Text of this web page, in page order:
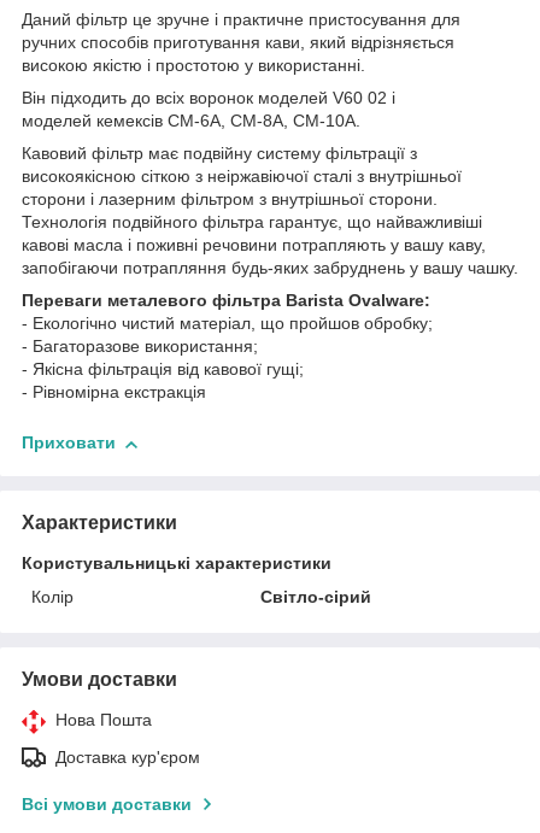
Даний фільтр це зручне і практичне пристосування для
ручних способів приготування кави, який відрізняється
високою якістю і простотою у використанні.
Він підходить до всіх воронок моделей V60 02 і
моделей кемексів CM-6A, CM-8A, CM-10A.
Кавовий фільтр має подвійну систему фільтрації з
високоякісною сіткою з неіржавіючої сталі з внутрішньої
сторони і лазерним фільтром з внутрішньої сторони.
Технологія подвійного фільтра гарантує, що найважливіші
кавові масла і поживні речовини потрапляють у вашу каву,
запобігаючи потрапляння будь-яких забруднень у вашу чашку.
Переваги металевого фільтра Barista Ovalware:
- Екологічно чистий матеріал, що пройшов обробку;
- Багаторазове використання;
- Якісна фільтрація від кавової гущі;
- Рівномірна екстракція
Приховати
Характеристики
Користувальницькі характеристики
Колір
Світло-сірий
Умови доставки
Нова Пошта
Доставка кур'єром
Всі умови доставки